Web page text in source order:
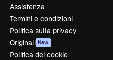
Assistenza
Termini e condizioni
Politica sulla privacy
Originali New
Politica dei cookie